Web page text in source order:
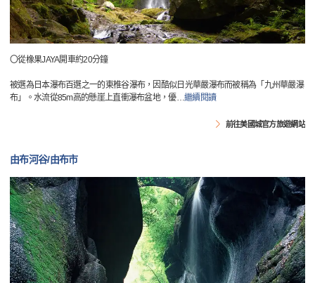
〇從橡果JAYA開車約20分鐘
被選為日本瀑布百選之一的東椎谷瀑布，因酷似日光華嚴瀑布而被稱為「九州華嚴瀑
布」。水流從85m高的懸崖上直衝瀑布盆地，優…繼續閱讀
前往美國城官方旅遊網站
由布河谷/由布市